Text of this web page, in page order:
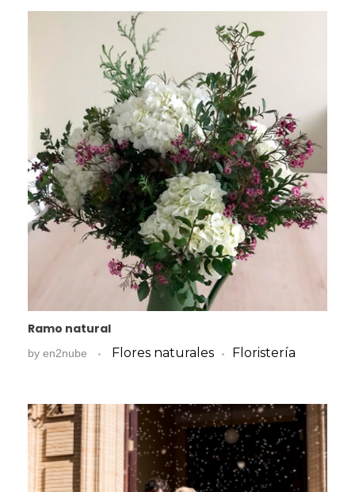
Ramo natural
by en2nube Flores naturales Floristería